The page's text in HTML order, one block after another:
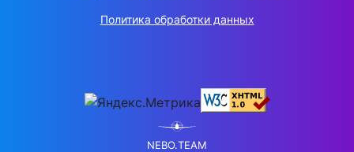
Политика обработки данных
NEBO.TEAM